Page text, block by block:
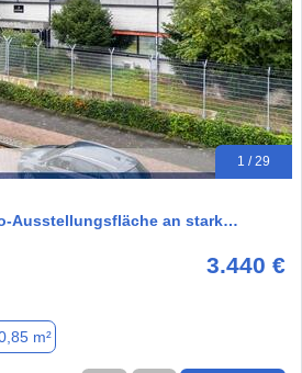
1 / 29
Ausstellungsfläche an stark…
3.440 €
m²